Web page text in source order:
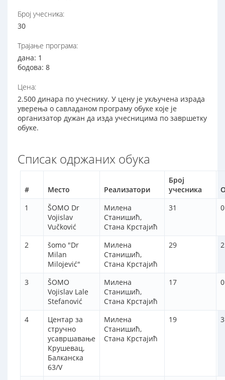
Број учесника:
30
Трајање програма:
дана: 1
бодова: 8
Цена:
2.500 динара по учеснику. У цену је укључена израда
уверења о савладаном програму обуке које је
организатор дужан да изда учесницима по завршетку
обуке.
Списак одржаних обука
# Место Реализатори
Број
учесника
1
ŠOMO Dr
Vojislav
Vučković
Милена
Станишић,
Стана Крстајић
31 0
2
šomo "Dr
Milan
Milojević"
Милена
Станишић,
Стана Крстајић
29
3
ŠOMO
Vojislav Lale
Stefanović
Милена
Станишић,
Стана Крстајић
17 0
4
Центар за
стручно
усавршавање
Крушевац,
Балканска
63/V
Милена
Станишић,
Стана Крстајић
19